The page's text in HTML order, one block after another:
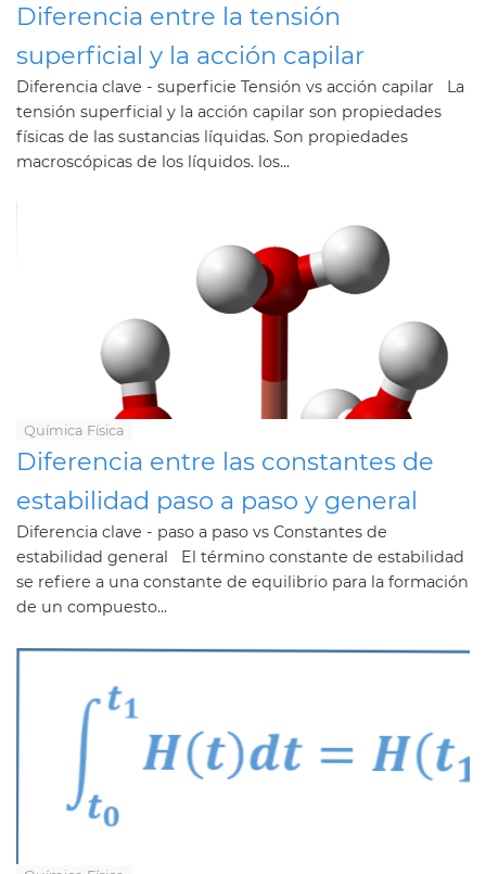
Diferencia entre la tensión
superficial y la acción capilar
Diferencia clave - superficie Tensión vs acción capilar La
tensión superficial y la acción capilar son propiedades
físicas de las sustancias líquidas. Son propiedades
macroscópicas de los líquidos. los...
Química Física
Diferencia entre las constantes de
estabilidad paso a paso y general
Diferencia clave - paso a paso vs Constantes de
estabilidad general El término constante de estabilidad
se refiere a una constante de equilibrio para la formación
de un compuesto...